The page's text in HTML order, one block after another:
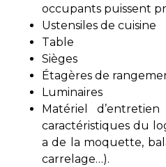
occupants puissent
Ustensiles de cuisine
Table
Sièges
Étagères de
Luminaires
Matériel
caractéristiques du
a de la moquette,
carrelage…).